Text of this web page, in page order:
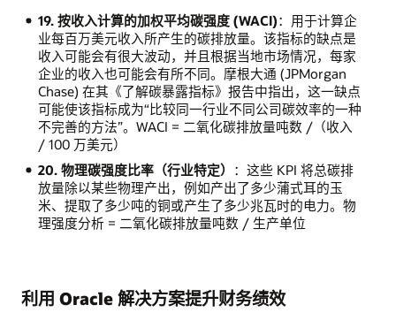
19. 按收入计算的加权平均碳强度 (WACI)：用于计算企
业每百万美元收入所产生的碳排放量。该指标的缺点是
收入可能会有很大波动，并且根据当地市场情况，每家
企业的收入也可能会有所不同。摩根大通 (JPMorgan
Chase) 在其《了解碳暴露指标》报告中指出，这一缺点
可能使该指标成为“比较同一行业不同公司碳效率的一种
不完善的方法”。WACI = 二氧化碳排放量吨数 /（收入
/ 100 万美元）
20. 物理碳强度比率（行业特定） ：这些 KPI 将总碳排
放量除以某些物理产出，例如产出了多少蒲式耳的玉
米、提取了多少吨的铜或产生了多少兆瓦时的电力。物
理强度分析 = 二氧化碳排放量吨数 / 生产单位
利用 Oracle 解决方案提升财务绩效